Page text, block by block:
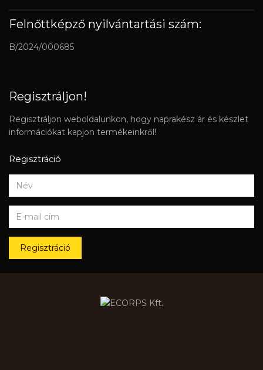
Felnőttképző nyilvántartási szám:
B/2024/000685
Regisztráljon!
Regisztráljon weboldalunkon, hogy naprakész ár és készlet
információkat kapjon termékeinkről!
Regisztráció
Regisztráció